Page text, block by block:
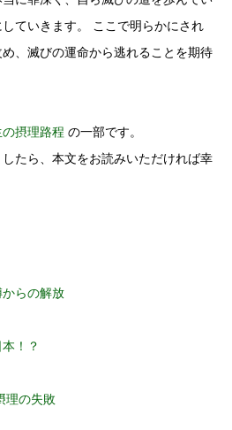
ていきます。 ここで明らかにされ
、滅びの運命から逃れることを期待
摂理路程 の一部です。
たら、本文をお読みいただければ幸
らの解放
！？
理の失敗